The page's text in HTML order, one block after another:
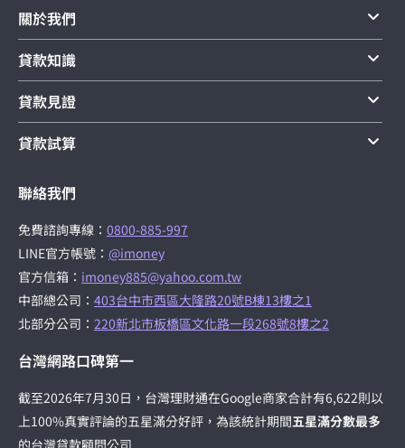
關於我們
貸款知識
貸款見證
貸款試算
聯絡我們
免費諮詢專線： 0800-885-997
LINE官方帳號： @imoney
官方信箱： imoney885@yahoo.com.tw
中部總公司： 403台中市西區大隆路20號B棟13樓之1
北部分公司： 220新北市板橋區文化路一段268號8樓之2
台灣網路口碑第一
截至2026年7月30日，台灣理財通在Google商家合計有6,622則以
上100%真實評論的五星滿分好評，為該統計期間五星滿分數最多
的台灣貸款顧問公司